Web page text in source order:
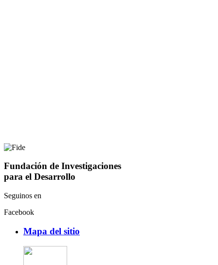
Fundación de Investigaciones
para el Desarrollo
Seguinos en
Facebook
Mapa del sitio